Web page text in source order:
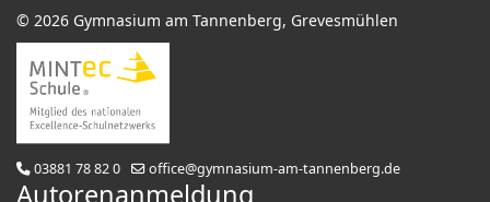
© 2026 Gymnasium am Tannenberg, Grevesmühlen
03881 78 82 0 office@gymnasium-am-tannenberg.de
Autorenanmeldung